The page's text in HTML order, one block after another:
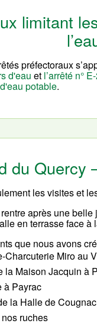
limitant
préfectoraux
d'eau et l’arrêté n°
potable.
du Quercy
les visites et
après une
en terrasse face
que nous avons
Charcuterie Miro au
la Maison Jacquin à
à Payrac
la Halle de
ruches